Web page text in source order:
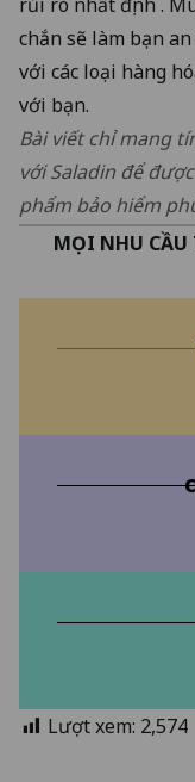
chắn sẽ làm bạn
với các loại hàng
với bạn.
Bài viết chỉ mang
với Saladin để
phẩm bảo hiểm
MỌI NHU CẦU
Lượt xem: 2,574